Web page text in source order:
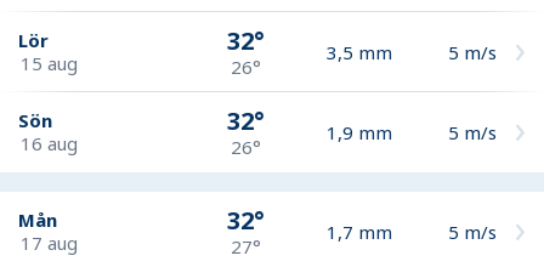
Lör
15 aug
32°
26°
3,5 mm 5 m/s
Sön
16 aug
32°
26°
1,9 mm 5 m/s
Mån
17 aug
32°
27°
1,7 mm 5 m/s